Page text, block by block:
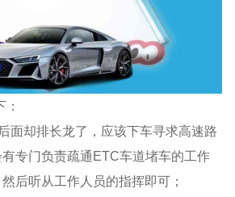
面却排长龙了，应该下车寻求高速路
专门负责疏通ETC车道堵车的工作
后听从工作人员的指挥即可；